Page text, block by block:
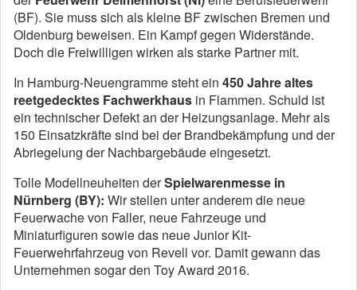
(BF). Sie muss sich als kleine BF zwischen Bremen und
Oldenburg beweisen. Ein Kampf gegen Widerstände.
Doch die Freiwilligen wirken als starke Partner mit.
In Hamburg-Neuengramme steht ein 450 Jahre altes
reetgedecktes Fachwerkhaus in Flammen. Schuld ist
ein technischer Defekt an der Heizungsanlage. Mehr als
150 Einsatzkräfte sind bei der Brandbekämpfung und der
Abriegelung der Nachbargebäude eingesetzt.
Tolle Modellneuheiten derSpielwarenmesse in
Nürnberg (BY): Wir stellen unter anderem die neue
Feuerwache von Faller, neue Fahrzeuge und
Miniaturfiguren sowie das neue Junior Kit-
Feuerwehrfahrzeug von Revell vor. Damit gewann das
Unternehmen sogar den Toy Award 2016.